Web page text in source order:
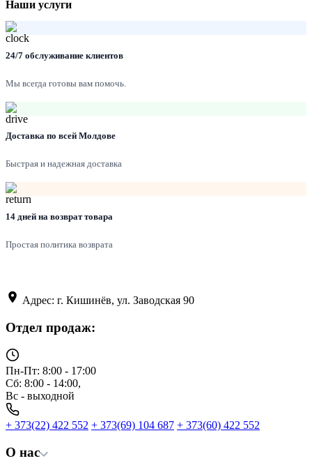
Наши услуги
24/7 обслуживание клиентов
Мы всегда готовы вам помочь.
Доставка по всей Молдове
Быстрая и надежная доставка
14 дней на возврат товара
Простая политика возврата
Адрес: г. Кишинёв, ул. Заводская 90
Отдел продаж:
Пн-Пт: 8:00 - 17:00
Сб: 8:00 - 14:00,
Вс - выходной
+ 373(22) 422 552 + 373(69) 104 687 + 373(60) 422 552
О нас